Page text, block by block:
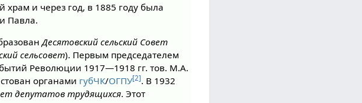
храм и через год, в 1885 году была
Павла.
Десятовский сельский Совет
сельсовет). Первым председателем
Революции 1917—1918 гг. тов. М.А.
органами губЧК/ОГПУ[2]. В 1932
депутатов трудящихся. Этот